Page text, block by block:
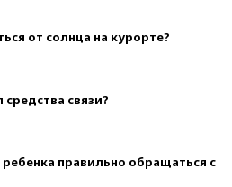
от солнца на курорте?
связи?
ребенка правильно обращаться с